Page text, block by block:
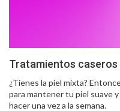
Tratamientos caseros
¿Tienes la piel mixta?
para mantener tu piel suave
hacer una vez a la semana.